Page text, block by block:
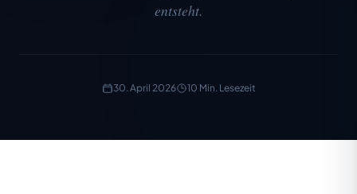
entsteht.
30. April 2026 10 Min. Lesezeit